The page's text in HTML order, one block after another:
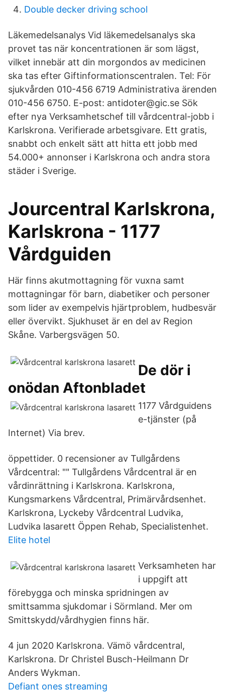
Double decker driving school
Läkemedelsanalys Vid läkemedelsanalys ska
provet tas när koncentrationen är som lägst,
vilket innebär att din morgondos av medicinen
ska tas efter Giftinformationscentralen. Tel: För
sjukvården 010-456 6719 Administrativa ärenden
010-456 6750. E-post: antidoter@gic.se Sök
efter nya Verksamhetschef till vårdcentral-jobb i
Karlskrona. Verifierade arbetsgivare. Ett gratis,
snabbt och enkelt sätt att hitta ett jobb med
54.000+ annonser i Karlskrona och andra stora
städer i Sverige.
Jourcentral Karlskrona,
Karlskrona - 1177
Vårdguiden
Här finns akutmottagning för vuxna samt
mottagningar för barn, diabetiker och personer
som lider av exempelvis hjärtproblem, hudbesvär
eller övervikt. Sjukhuset är en del av Region
Skåne. Varbergsvägen 50.
De dör i
onödan Aftonbladet
1177 Vårdguidens
e-tjänster (på
Internet) Via brev.
öppettider. 0 recensioner av Tullgårdens
Vårdcentral: "" Tullgårdens Vårdcentral är en
vårdinrättning i Karlskrona. Karlskrona,
Kungsmarkens Vårdcentral, Primärvårdsenhet.
Karlskrona, Lyckeby Vårdcentral Ludvika,
Ludvika lasarett Öppen Rehab, Specialistenhet.
Elite hotel
Verksamheten har
i uppgift att
förebygga och minska spridningen av
smittsamma sjukdomar i Sörmland. Mer om
Smittskydd/vårdhygien finns här.
4 jun 2020 Karlskrona. Vämö vårdcentral,
Karlskrona. Dr Christel Busch-Heilmann Dr
Anders Wykman.
Defiant ones streaming